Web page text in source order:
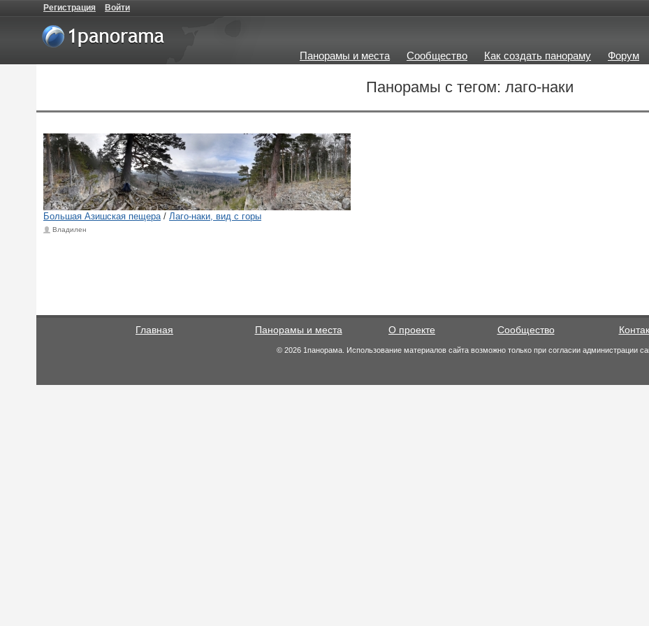
Регистрация Войти
Панорамы и места Сообщество Как создать панораму Форум
Панорамы с тегом: лаго-наки
Большая Азишская пещера/ Лаго-наки, вид с горы
Владилен
Главная Панорамы и места О проекте Сообщество
© 2026 1панорама. Использование материалов сайта возможно только при согласии администрации